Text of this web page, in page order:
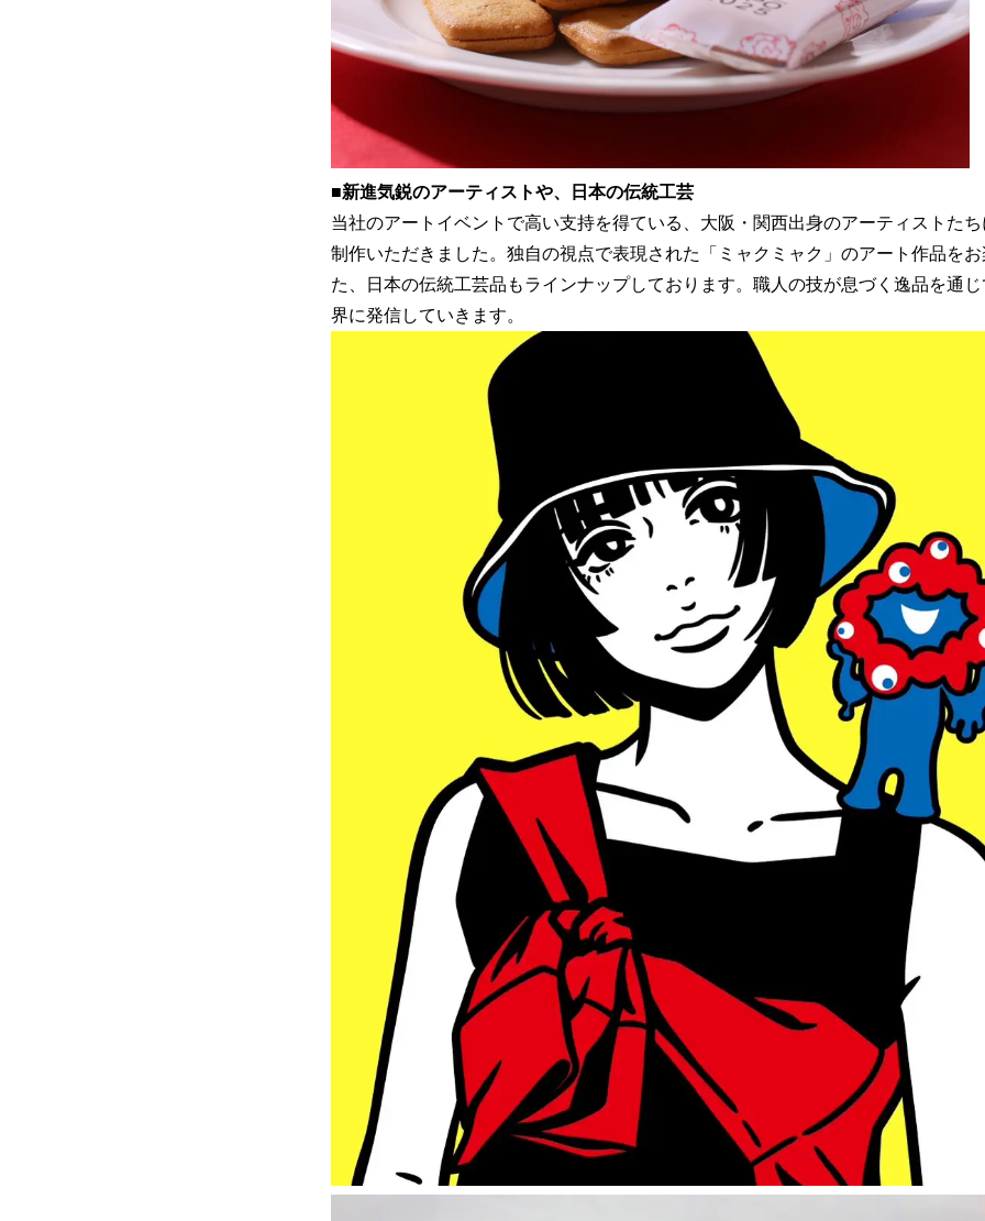
■新進気鋭のアーティストや、日本の伝統工芸
当社のアートイベントで高い支持を得ている、大阪・関西出身のアーティストた
制作いただきました。独自の視点で表現された「ミャクミャク」のアート作品をお
た、日本の伝統工芸品もラインナップしております。職人の技が息づく逸品を通
界に発信していきます。